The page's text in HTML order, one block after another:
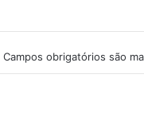
Campos obrigatórios são